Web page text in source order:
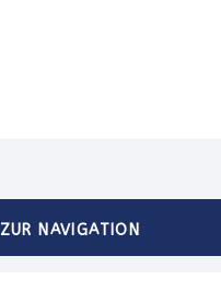
ZUR NAVIGATION